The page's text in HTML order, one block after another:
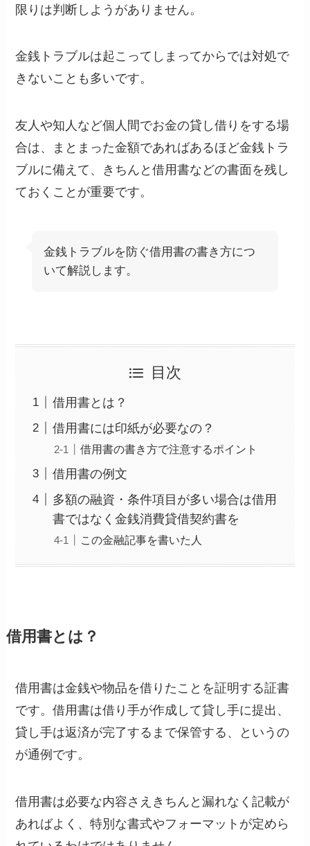
限りは判断しようがありません。
金銭トラブルは起こってしまってからでは対処で
きないことも多いです。
友人や知人など個人間でお金の貸し借りをする場
合は、まとまった金額であればあるほど金銭トラ
ブルに備えて、きちんと借用書などの書面を残し
ておくことが重要です。
金銭トラブルを防ぐ借用書の書き方につ
いて解説します。
目次
借用書とは？
借用書には印紙が必要なの？
借用書の書き方で注意するポイント
借用書の例文
多額の融資・条件項目が多い場合は借用
書ではなく金銭消費貸借契約書を
この金融記事を書いた人
借用書とは？
借用書は金銭や物品を借りたことを証明する証書
です。借用書は借り手が作成して貸し手に提出、
貸し手は返済が完了するまで保管する、というの
が通例です。
借用書は必要な内容さえきちんと漏れなく記載が
あればよく、特別な書式やフォーマットが定めら